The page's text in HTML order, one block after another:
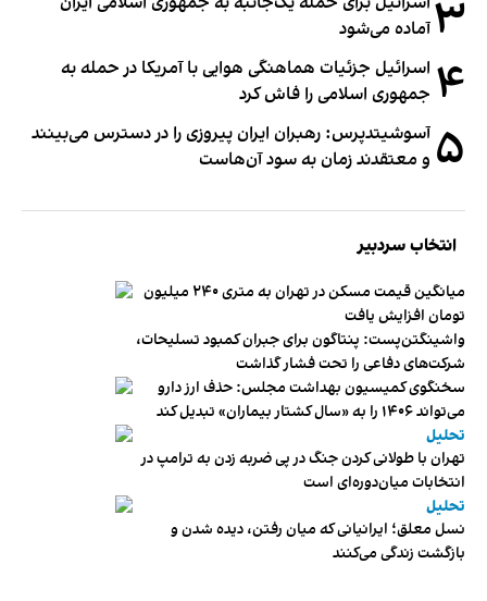
۳آماده می‌شود
۴ اسرائیل جزئیات هماهنگی هوایی با آمریکا در حمله به
جمهوری اسلامی را فاش کرد
۵ آسوشیتدپرس: رهبران ایران پیروزی را در دسترس می‌بینند
و معتقدند زمان به سود آن‌هاست
انتخاب سردبیر
میانگین قیمت مسکن در تهران به متری ۲۴۰ میلیون
تومان افزایش یافت
واشینگتن‌پست: پنتاگون برای جبران کمبود تسلیحات،
شرکت‌های دفاعی را تحت فشار گذاشت
سخنگوی کمیسیون بهداشت مجلس: حذف ارز دارو
می‌تواند ۱۴۰۶ را به «سال کشتار بیماران» تبدیل کند
تحلیل
تهران با طولانی کردن جنگ در پی ضربه زدن به ترامپ در
انتخابات میان‌دوره‌ای است
تحلیل
نسل معلق؛ ایرانیانی که میان رفتن، دیده شدن و
بازگشت زندگی می‌کنند